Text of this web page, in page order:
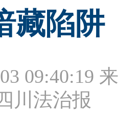
藏陷阱
09:40:19 来
川法治报